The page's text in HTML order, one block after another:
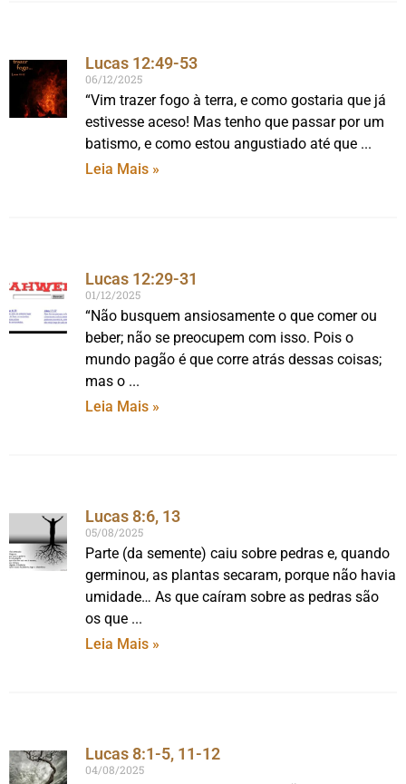
Lucas 12:49-53
06/12/2025
“Vim trazer fogo à terra, e como gostaria que já
estivesse aceso! Mas tenho que passar por um
batismo, e como estou angustiado até que
Leia Mais »
Lucas 12:29-31
01/12/2025
“Não busquem ansiosamente o que comer ou
beber; não se preocupem com isso. Pois o
mundo pagão é que corre atrás dessas coisas;
mas o
Leia Mais »
Lucas 8:6, 13
05/08/2025
Parte (da semente) caiu sobre pedras e, quando
germinou, as plantas secaram, porque não havia
umidade… As que caíram sobre as pedras são
os que
Leia Mais »
Lucas 8:1-5, 11-12
04/08/2025